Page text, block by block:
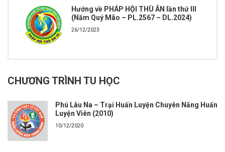
Hướng về PHÁP HỘI THÙ ÂN lần thứ III
(Năm Quý Mão – PL.2567 – DL.2024)
26/12/2023
CHƯƠNG TRÌNH TU HỌC
Phú Lâu Na – Trại Huấn Luyện Chuyên Năng Huấn
Luyện Viên (2010)
10/12/2020